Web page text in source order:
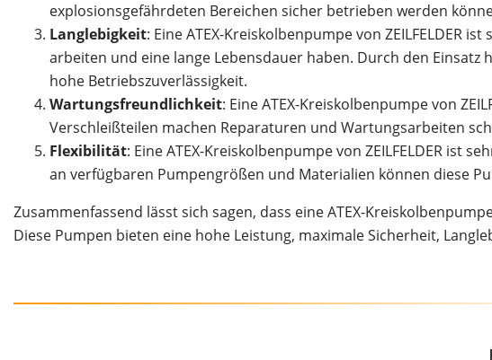
explosionsgefährdeten Bereichen sicher betrieben werden
Langlebigkeit: Eine ATEX-Kreiskolbenpumpe von ZEILFELDER
arbeiten und eine lange Lebensdauer haben. Durch den
hohe Betriebszuverlässigkeit.
Wartungsfreundlichkeit: Eine ATEX-Kreiskolbenpumpe von
Verschleißteilen machen Reparaturen und Wartungsarbeiten
Flexibilität: Eine ATEX-Kreiskolbenpumpe von ZEILFELDER ist
an verfügbaren Pumpengrößen und Materialien können diese
Zusammenfassend lässt sich sagen, dass eine ATEX-
Diese Pumpen bieten eine hohe Leistung, maximale Sicherheit,